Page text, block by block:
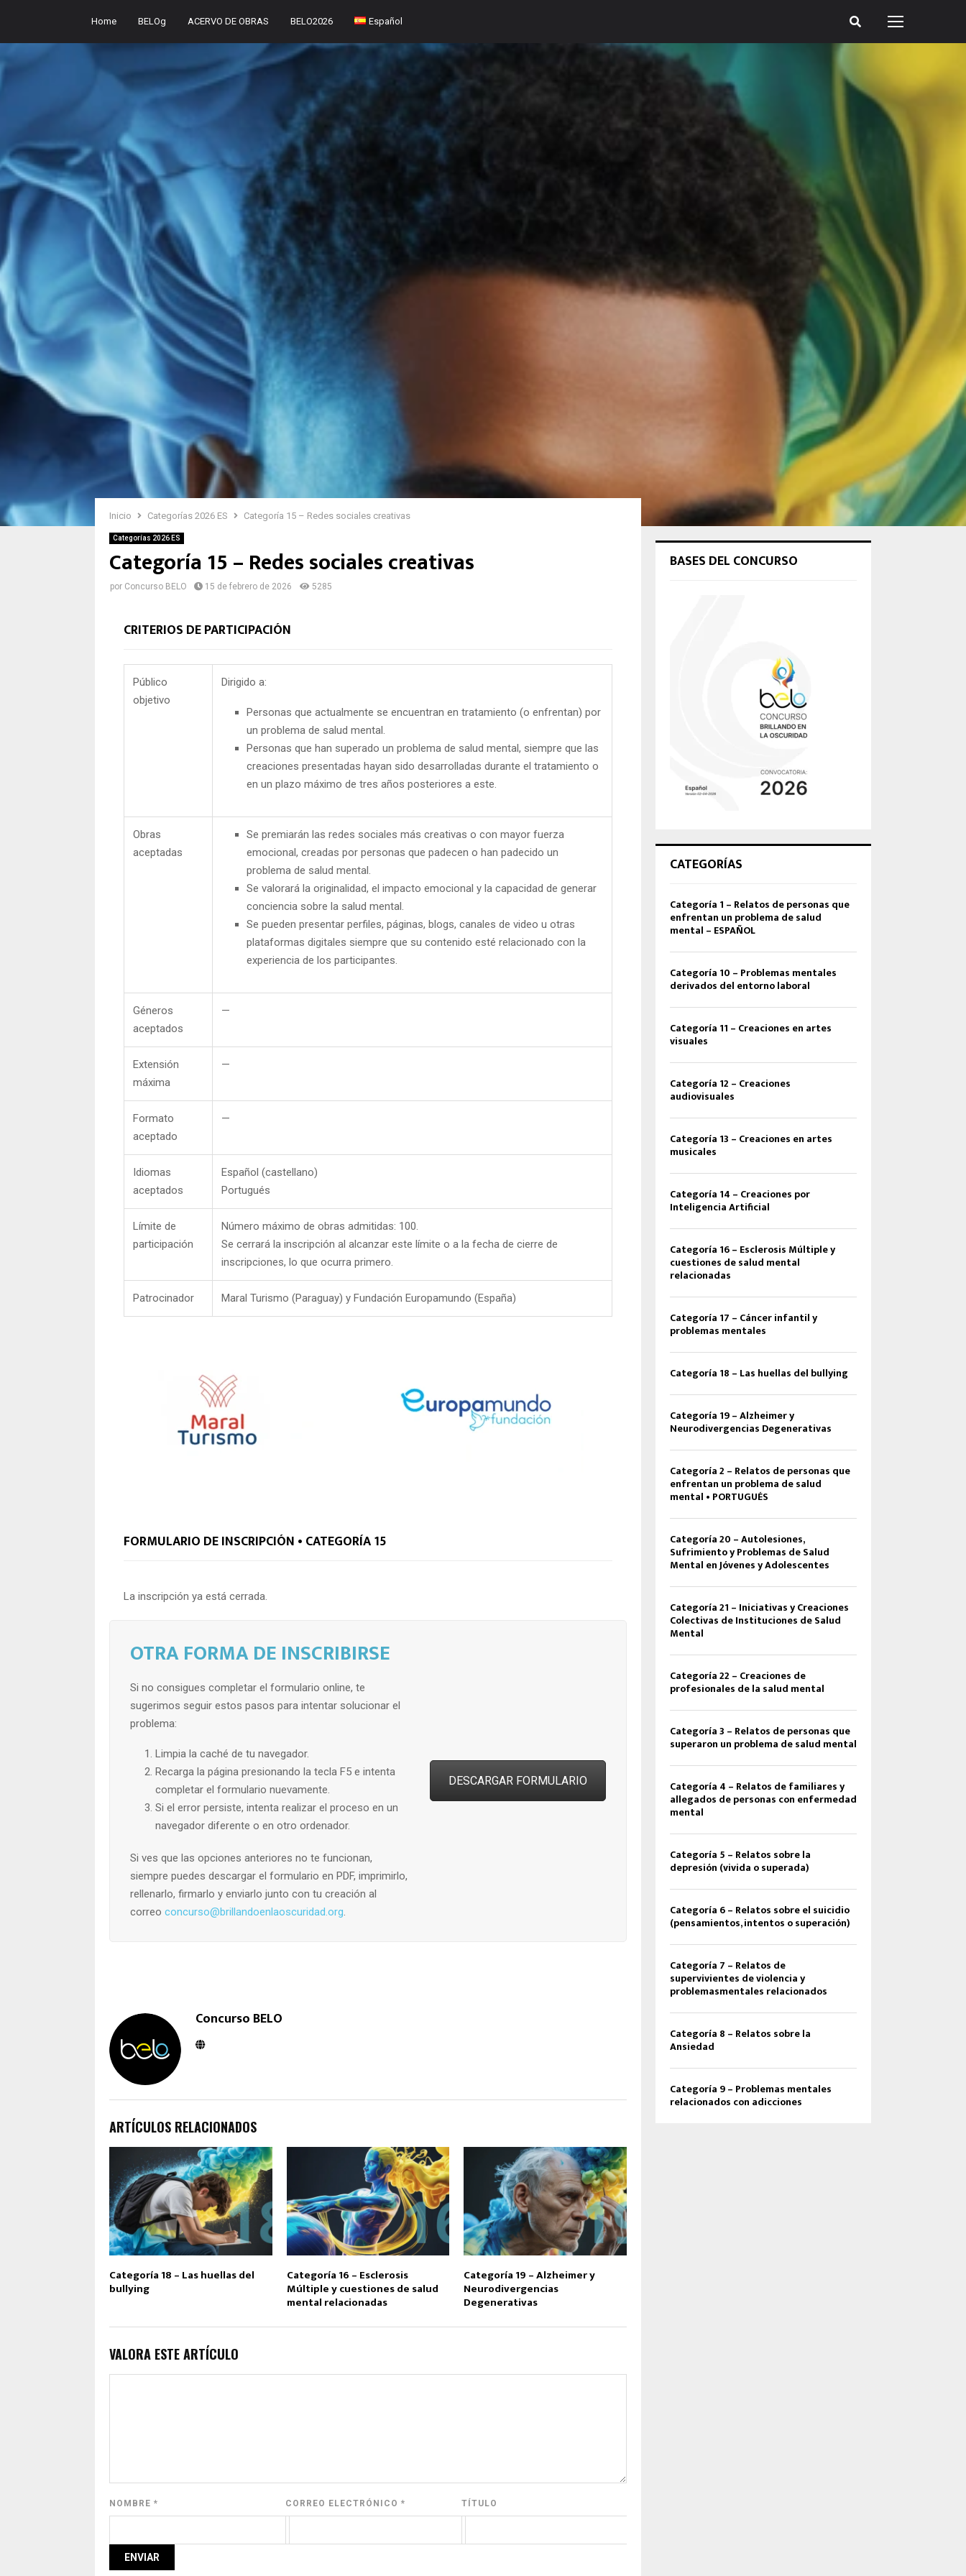
Home BELOg ACERVO DE OBRAS BELO2026 Español
Inicio Categorías 2026 ES Categoría 15 – Redes sociales creativas
Categorías 2026 ES
Categoría 15 – Redes sociales creativas
por Concurso BELO 15 de febrero de 2026 5285
CRITERIOS DE PARTICIPACIÓN
Público
objetivo
Dirigido a:
Personas que actualmente se encuentran en tratamiento (o enfrentan) por
un problema de salud mental.
Personas que han superado un problema de salud mental, siempre que las
creaciones presentadas hayan sido desarrolladas durante el tratamiento o
en un plazo máximo de tres años posteriores a este.
Obras
aceptadas
Se premiarán las redes sociales más creativas o con mayor fuerza
emocional, creadas por personas que padecen o han padecido un
problema de salud mental.
Se valorará la originalidad, el impacto emocional y la capacidad de generar
conciencia sobre la salud mental.
Se pueden presentar perfiles, páginas, blogs, canales de video u otras
plataformas digitales siempre que su contenido esté relacionado con la
experiencia de los participantes.
Géneros
aceptados
—
Extensión
máxima
—
Formato
aceptado
—
Idiomas
aceptados
Español (castellano)
Portugués
Límite de
participación
Número máximo de obras admitidas: 100.
Se cerrará la inscripción al alcanzar este límite o a la fecha de cierre de
inscripciones, lo que ocurra primero.
Patrocinador Maral Turismo (Paraguay) y Fundación Europamundo (España)
FORMULARIO DE INSCRIPCIÓN • CATEGORÍA 15
La inscripción ya está cerrada.
OTRA FORMA DE INSCRIBIRSE
Si no consigues completar el formulario online, te
sugerimos seguir estos pasos para intentar solucionar el
problema:
Limpia la caché de tu navegador.
Recarga la página presionando la tecla F5 e intenta
completar el formulario nuevamente.
Si el error persiste, intenta realizar el proceso en un
navegador diferente o en otro ordenador.
Si ves que las opciones anteriores no te funcionan,
siempre puedes descargar el formulario en PDF, imprimirlo,
rellenarlo, firmarlo y enviarlo junto con tu creación al
correo concurso@brillandoenlaoscuridad.org
DESCARGAR FORMULARIO
Concurso BELO
ARTÍCULOS RELACIONADOS
Categoría 18 – Las huellas del
bullying
Categoría 16 – Esclerosis
Múltiple y cuestiones de salud
mental relacionadas
Categoría 19 – Alzheimer y
Neurodivergencias
Degenerativas
VALORA ESTE ARTÍCULO
NOMBRE * CORREO ELECTRÓNICO * TÍTULO
BASES DEL CONCURSO
CATEGORÍAS
Categoría 1 – Relatos de personas que
enfrentan un problema de salud
mental – ESPAÑOL
Categoría 10 – Problemas mentales
derivados del entorno laboral
Categoría 11 – Creaciones en artes
visuales
Categoría 12 – Creaciones
audiovisuales
Categoría 13 – Creaciones en artes
musicales
Categoría 14 – Creaciones por
Inteligencia Artificial
Categoría 16 – Esclerosis Múltiple y
cuestiones de salud mental
relacionadas
Categoría 17 – Cáncer infantil y
problemas mentales
Categoría 18 – Las huellas del bullying
Categoría 19 – Alzheimer y
Neurodivergencias Degenerativas
Categoría 2 – Relatos de personas que
enfrentan un problema de salud
mental • PORTUGUÉS
Categoría 20 – Autolesiones,
Sufrimiento y Problemas de Salud
Mental en Jóvenes y Adolescentes
Categoría 21 – Iniciativas y Creaciones
Colectivas de Instituciones de Salud
Mental
Categoría 22 – Creaciones de
profesionales de la salud mental
Categoría 3 – Relatos de personas que
superaron un problema de salud mental
Categoría 4 – Relatos de familiares y
allegados de personas con enfermedad
mental
Categoría 5 – Relatos sobre la
depresión (vivida o superada)
Categoría 6 – Relatos sobre el suicidio
(pensamientos, intentos o superación)
Categoría 7 – Relatos de
supervivientes de violencia y
problemasmentales relacionados
Categoría 8 – Relatos sobre la
Ansiedad
Categoría 9 – Problemas mentales
relacionados con adicciones